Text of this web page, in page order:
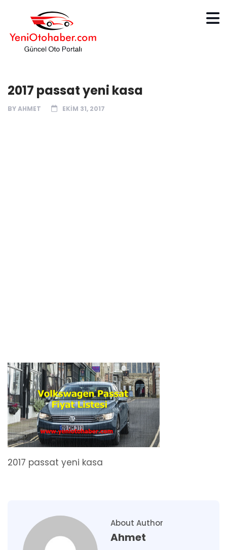
2017 passat yeni kasa
BYAHMET EKIM 31, 2017
2017 passat yeni kasa
About Author
Ahmet